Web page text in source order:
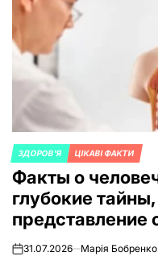
ОПУБЛИКОВАНО
В
ЗДОРОВ'Я ЦІКАВІ ФАКТИ
Факты о
глубокие
представление
on31.07.2026 Марія Бобренко